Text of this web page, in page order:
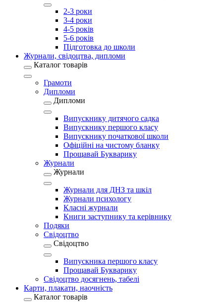
2-3 роки
3-4 роки
4-5 років
5-6 років
Підготовка до школи
Журнали, свідоцтва, дипломи
Каталог товарів
Грамоти
Дипломи
Дипломи
Випускнику дитячого садка
Випускнику першого класу
Випускнику початкової школи
Офіційні на чистому бланку
Прощавай Букварику
Журнали
Журнали
Журнали для ДНЗ та шкіл
Журнали психологу
Класні журнали
Книги заступнику та керівнику
Подяки
Свідоцтво
Свідоцтво
Випускника першого класу
Прощавай Букварику
Свідоцтво досягнень, табелі
Карти, плакати, наочність
Каталог товарів